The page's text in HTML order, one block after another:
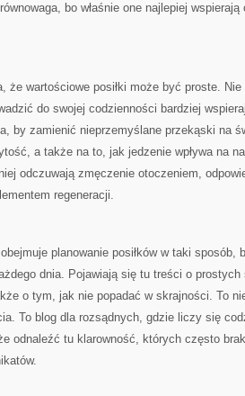
bo właśnie one najlepiej wspierają
że wartościowe posiłki może być proste.
do swojej codzienności bardziej
by zamienić nieprzemyślane przekąski na
a także na to, jak jedzenie wpływa na
odczuwają zmęczenie otoczeniem,
regeneracji.
planowanie posiłków w taki sposób,
dnia. Pojawiają się tu treści o
o tym, jak nie popadać w skrajności. To
To blog dla rozsądnych, gdzie liczy się
odnaleźć tu klarowność, których często